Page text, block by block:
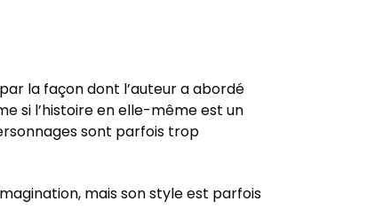
la façon dont l’auteur a abordé
si l’histoire en elle-même est un
sont parfois trop
mais son style est parfois